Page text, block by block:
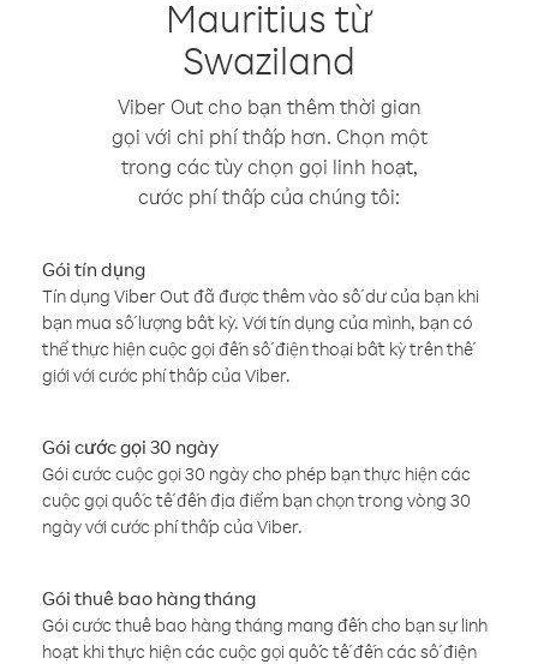
Mauritius từ
Swaziland
Viber Out cho bạn thêm thời gian
gọi với chi phí thấp hơn. Chọn một
trong các tùy chọn gọi linh hoạt,
cước phí thấp của chúng tôi:
Gói tín dụng
Tín dụng Viber Out đã được thêm vào số dư của bạn khi
bạn mua số lượng bất kỳ. Với tín dụng của mình, bạn có
thể thực hiện cuộc gọi đến số điện thoại bất kỳ trên thế
giới với cước phí thấp của Viber.
Gói cước gọi 30 ngày
Gói cước cuộc gọi 30 ngày cho phép bạn thực hiện các
cuộc gọi quốc tế đến địa điểm bạn chọn trong vòng 30
ngày với cước phí thấp của Viber.
Gói thuê bao hàng tháng
Gói cước thuê bao hàng tháng mang đến cho bạn sự linh
hoạt khi thực hiện các cuộc gọi quốc tế đến các số điện